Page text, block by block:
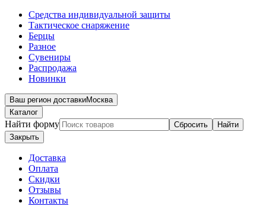
Средства индивидуальной защиты
Тактическое снаряжение
Берцы
Разное
Сувениры
Распродажа
Новинки
Ваш регион доставкиМосква
Каталог
Найти форму Сбросить
Найти
Закрыть
Доставка
Оплата
Скидки
Отзывы
Контакты